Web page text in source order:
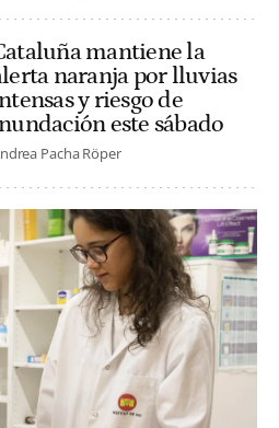
mantiene la
naranja por lluvias
y riesgo de
este sábado
Pacha Röper